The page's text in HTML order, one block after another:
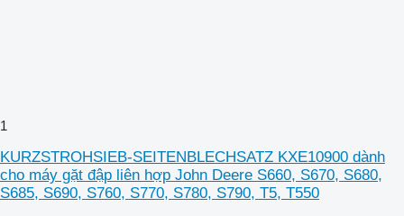
1
KURZSTROHSIEB-SEITENBLECHSATZ KXE10900 dành
cho máy gặt đập liên hợp John Deere S660, S670, S680,
S685, S690, S760, S770, S780, S790, T5, T550